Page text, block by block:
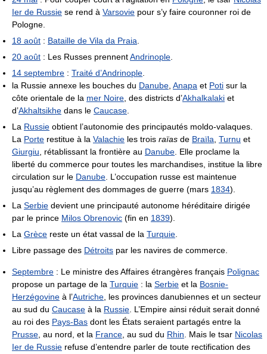
Ier de Russie se rend à Varsovie pour s’y faire couronner roi de
Pologne.
18 août : Bataille de Vila da Praia
20 août : Les Russes prennentAndrinople
14 septembre : Traité d’Andrinople
la Russie annexe les bouches du Danube Anapa et Poti sur la
côte orientale de la mer Noire , des districts d’Akhalkalaki et
d’Akhaltsikhe dans le Caucase
La Russie obtient l’autonomie des principautés moldo-valaques.
La Porte restitue à la Valachie les trois raïas de Braïla Turnu et
Giurgiu , rétablissant la frontière au Danube . Elle proclame la
liberté du commerce pour toutes les marchandises, institue la libre
circulation sur le Danube . L’occupation russe est maintenue
jusqu’au règlement des dommages de guerre (mars 1834).
La Serbie devient une principauté autonome héréditaire dirigée
par le prince Milos Obrenovic (fin en 1839).
La Grèce reste un état vassal de la Turquie
Libre passage des Détroits par les navires de commerce.
Septembre : Le ministre des Affaires étrangères français Polignac
propose un partage de la Turquie : la Serbie et la Bosnie-
Herzégovine à l’Autriche , les provinces danubiennes et un secteur
au sud du Caucase à la Russie . L’Empire ainsi réduit serait donné
au roi des Pays-Bas dont les États seraient partagés entre la
Prusse , au nord, et la France , au sud du Rhin . Mais le tsar Nicolas
Ier de Russie refuse d’entendre parler de toute rectification des